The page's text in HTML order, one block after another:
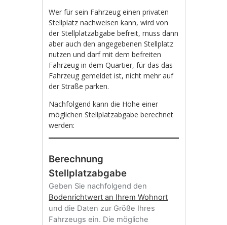
Wer für sein Fahrzeug einen privaten
Stellplatz nachweisen kann, wird von
der Stellplatzabgabe befreit, muss dann
aber auch den angegebenen Stellplatz
nutzen und darf mit dem befreiten
Fahrzeug in dem Quartier, für das das
Fahrzeug gemeldet ist, nicht mehr auf
der Straße parken.
Nachfolgend kann die Höhe einer
möglichen Stellplatzabgabe berechnet
werden:
Berechnung
Stellplatzabgabe
Geben Sie nachfolgend den
Bodenrichtwert an Ihrem Wohnort
und die Daten zur Größe Ihres
Fahrzeugs ein. Die mögliche